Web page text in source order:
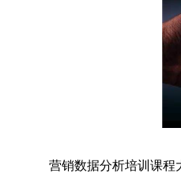
营销数据分析培训课程